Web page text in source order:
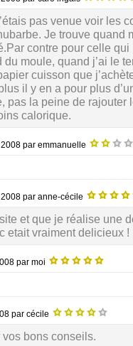
pas venue voir les
Je trouve quand
contre pour celle
moule, quand j’ai le
cuisson que
il y en a pour plus
pas la peine de rajouter
calorique.
par emmanuelle
par anne-cécile
et que je réalise une
etait vraiment delicieux !
par moi
par cécile
bons conseils.